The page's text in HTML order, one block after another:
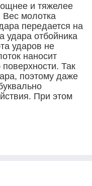
и тяжелее
Вес молотка
передается на
отбойника
ударов не
наносит
Так
поэтому даже
При этом